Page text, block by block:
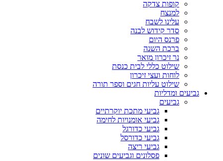
קופות צדקה
למנצח
עלינו לשבח
סדר קידוש לבנה
פרנס היום
ברכת השנה
נר זיכרון מואר
שילוט כללי לבית כנסת
לוחות ועצי זיכרון
שילוט עליות חגים וספר תורה
גביעים ומדליות
גביעים
גביעי מתכת יוקרתיים
גביעי אומנויות לחימה
גביעי כדורגל
גביעי כדורסל
גביעי ריצה
פסלונים וגביעים שונים